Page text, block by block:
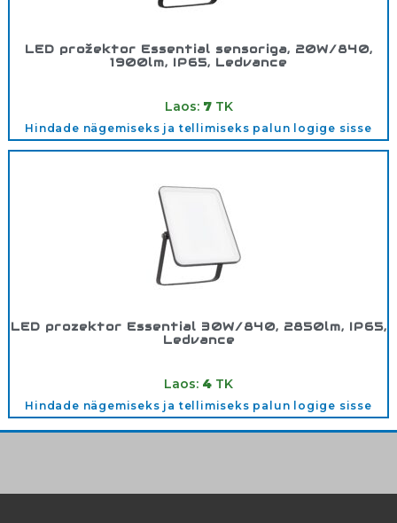
LED prožektor Essential sensoriga, 20W/840,
1900lm, IP65, Ledvance
Laos: 7TK
Hindade nägemiseks ja tellimiseks palun logige sisse
LED prozektor Essential 30W/840, 2850lm, IP65,
Ledvance
Laos: 4 TK
Hindade nägemiseks ja tellimiseks palun logige sisse